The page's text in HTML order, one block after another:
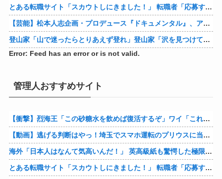
とある転職サイト「スカウトしにきました！」 転職者「応募するわ！」 → 結果ｗｗｗｗｗ
【芸能】松本人志企画・プロデュース『ドキュメンタル』、アメリカで初の制作が決定
登山家「山で迷ったらとりあえず登れ」登山家「沢を見つけて下山しろ」←これ結局どっちが正解なの？
Error: Feed has an error or is not valid.
管理人おすすめサイト
【衝撃】烈海王「この砂糖水を飲めば復活するぞ」ワイ「これはトンデモ理論やろなぁ」ﾍﾟﾗ←結果ｗｗｗｗ
【動画】逃げる判断はやっ！埼玉でスマホ運転のプリウスに当て逃げされる車載。
海外「日本人はなんて気高いんだ！」 英高級紙も驚愕した極限の中の日本人の姿に世界が衝撃
とある転職サイト「スカウトしにきました！」 転職者「応募するわ！」 → 結果ｗｗｗｗｗ